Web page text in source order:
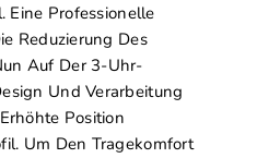
Eine Professionelle
Reduzierung Des
Auf Der 3-Uhr-
Und Verarbeitung
Position
Um Den Tragekomfort